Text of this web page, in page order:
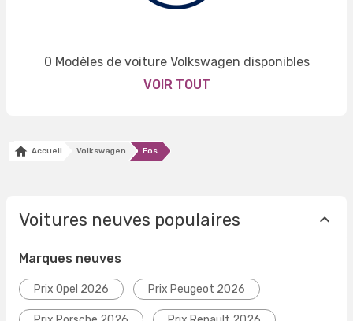
0 Modèles de voiture Volkswagen disponibles
VOIR TOUT
Accueil Volkswagen Eos
Voitures neuves populaires
Marques neuves
Prix Opel 2026 Prix Peugeot 2026